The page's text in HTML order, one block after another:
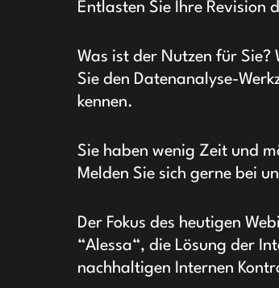
Entlasten Sie Ihre Revision
Was ist der Nutzen für Sie?
Sie den Datenanalyse-
kennen.
Sie haben wenig Zeit und
Melden Sie sich gerne bei
Der Fokus des heutigen
“Alessa“, die Lösung der
nachhaltigen Internen